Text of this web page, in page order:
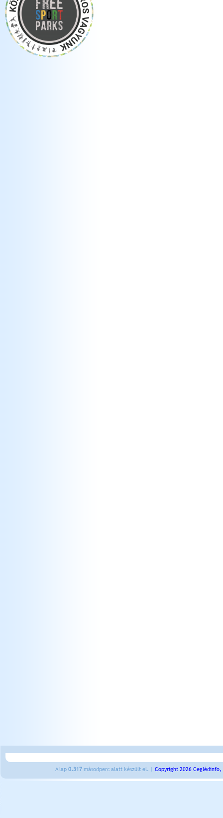
A lap 0.317 másodperc alatt készült el. | Copyright 2026